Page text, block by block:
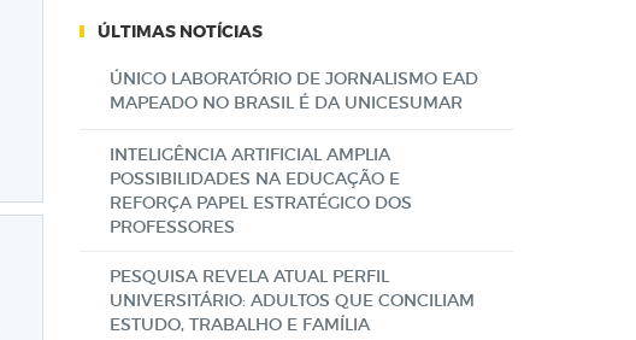
ÚLTIMAS NOTÍCIAS
ÚNICO LABORATÓRIO DE JORNALISMO EAD
MAPEADO NO BRASIL É DA UNICESUMAR
INTELIGÊNCIA ARTIFICIAL AMPLIA
POSSIBILIDADES NA EDUCAÇÃO E
REFORÇA PAPEL ESTRATÉGICO DOS
PROFESSORES
PESQUISA REVELA ATUAL PERFIL
UNIVERSITÁRIO: ADULTOS QUE CONCILIAM
ESTUDO, TRABALHO E FAMÍLIA